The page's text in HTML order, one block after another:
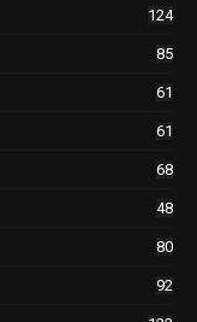
124
85
61
61
68
48
80
92